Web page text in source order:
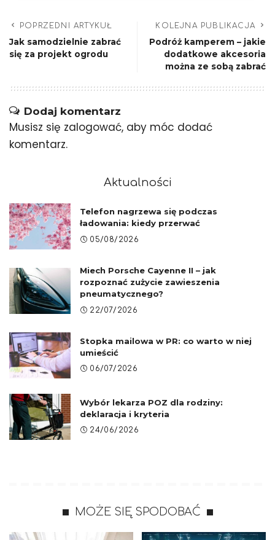
POPRZEDNI ARTYKUŁ
Jak samodzielnie zabrać
się za projekt ogrodu
KOLEJNA PUBLIKACJA
Podróż kamperem – jakie
dodatkowe akcesoria
można ze sobą zabrać
Dodaj komentarz
Musisz się zalogować, aby móc dodać
komentarz.
Aktualności
Telefon nagrzewa się podczas
ładowania: kiedy przerwać
05/08/2026
Miech Porsche Cayenne II – jak
rozpoznać zużycie zawieszenia
pneumatycznego?
22/07/2026
Stopka mailowa w PR: co warto w niej
umieścić
06/07/2026
Wybór lekarza POZ dla rodziny:
deklaracja i kryteria
24/06/2026
MOŻE SIĘ SPODOBAĆ